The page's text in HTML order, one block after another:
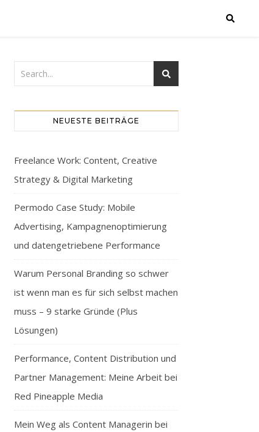
NEUESTE BEITRÄGE
Freelance Work: Content, Creative
Strategy & Digital Marketing
Permodo Case Study: Mobile
Advertising, Kampagnenoptimierung
und datengetriebene Performance
Warum Personal Branding so schwer
ist wenn man es für sich selbst machen
muss – 9 starke Gründe (Plus
Lösungen)
Performance, Content Distribution und
Partner Management: Meine Arbeit bei
Red Pineapple Media
Mein Weg als Content Managerin bei